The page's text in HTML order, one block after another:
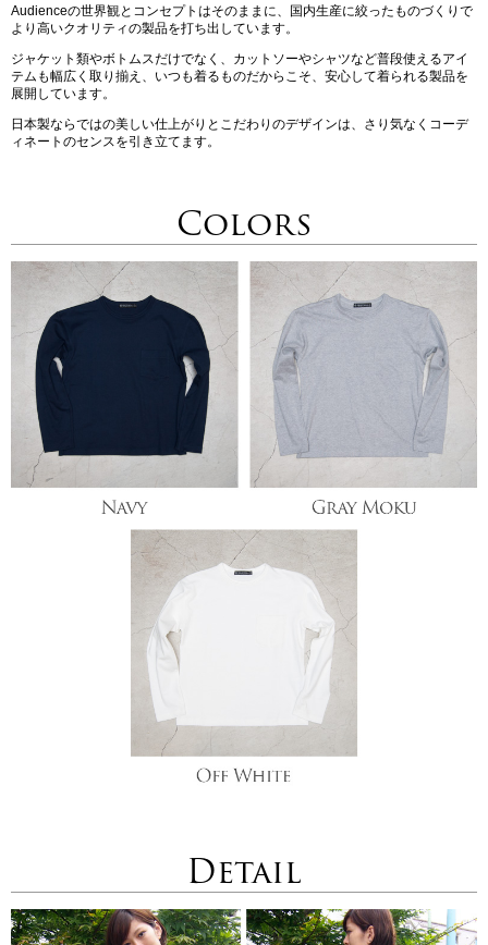
Audienceの世界観とコンセプトはそのままに、国内生産に絞ったものづくりで
より高いクオリティの製品を打ち出しています。
ジャケット類やボトムスだけでなく、カットソーやシャツなど普段使えるアイ
テムも幅広く取り揃え、いつも着るものだからこそ、安心して着られる製品を
展開しています。
日本製ならではの美しい仕上がりとこだわりのデザインは、さり気なくコーデ
ィネートのセンスを引き立てます。
Colors
Detail